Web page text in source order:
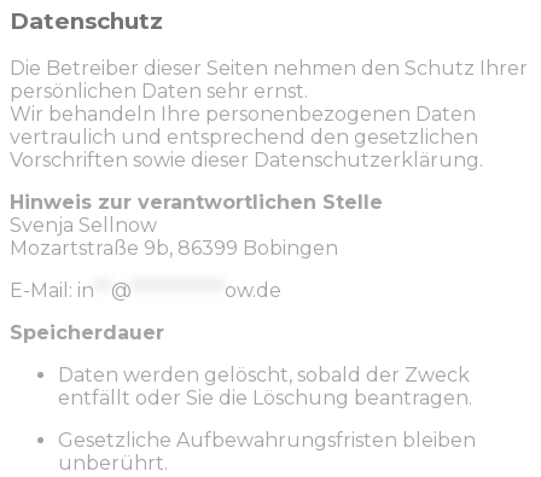
Datenschutz
Die Betreiber dieser Seiten nehmen den Schutz Ihrer
persönlichen Daten sehr ernst.
Wir behandeln Ihre personenbezogenen Daten
vertraulich und entsprechend den gesetzlichen
Vorschriften sowie dieser Datenschutzerklärung.
Hinweis zur verantwortlichen Stelle
Svenja Sellnow
Mozartstraße 9b, 86399 Bobingen
E-Mail: in @
ow.de
Speicherdauer
Daten werden gelöscht, sobald der Zweck
entfällt oder Sie die Löschung beantragen.
Gesetzliche Aufbewahrungsfristen bleiben
unberührt.